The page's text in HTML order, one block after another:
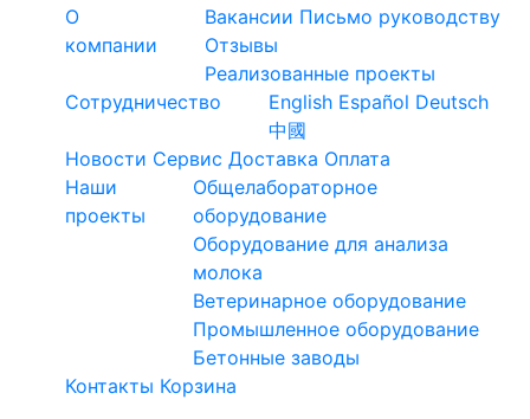
О
компании
Вакансии Письмо руководству
Отзывы
Реализованные проекты
Сотрудничество
English Español Deutsch
中國
Новости Сервис Доставка Оплата
Наши
проекты
Общелабораторное
оборудование
Оборудование для анализа
молока
Ветеринарное оборудование
Промышленное оборудование
Бетонные заводы
Контакты Корзина